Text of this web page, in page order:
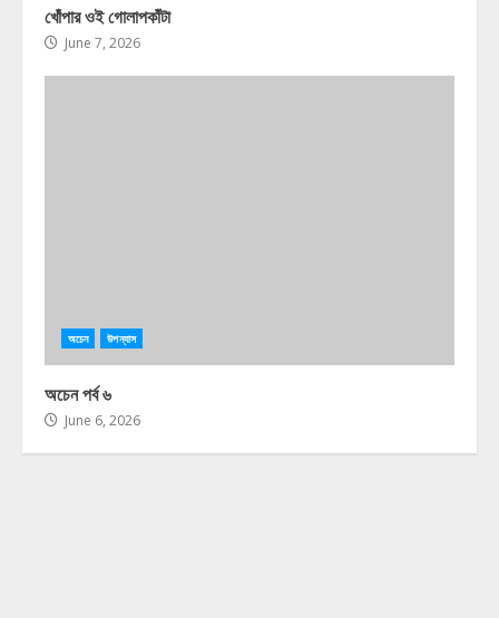
খোঁপার ওই গোলাপকাঁটা
June 7, 2026
অচেন উপন্যাস
অচেন পর্ব ৬
June 6, 2026